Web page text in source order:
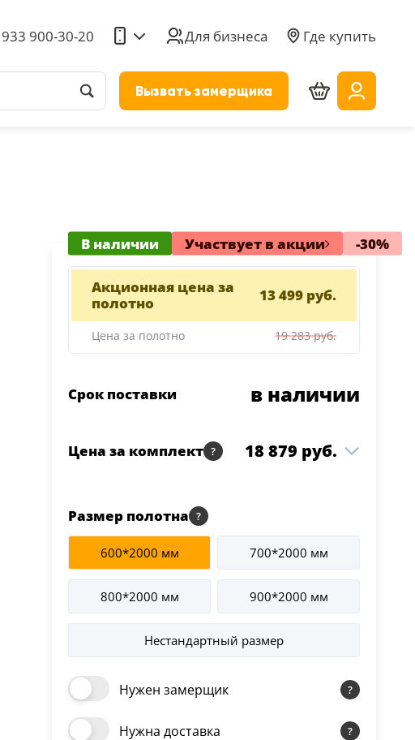
Вызвать замерщика
900-30-20 Для бизнеса Где купить
В наличии Участвует в акции -30%
Акционная цена за
полотно
13 499 руб.
Цена за полотно 19 283 руб.
Срок поставки в наличии
Цена за комплект 18 879 руб.
Keramik Brown
Коробка т/скопич.
(40*70) Keramik Brown
2.5 шт 3 373 руб.
Наличник т/скопич.
Keramik Brown
2.5 шт 2 008 руб.
Размер полотна
600*2000 мм 700*2000 мм
800*2000 мм 900*2000 мм
Нестандартный размер
Нужен замерщик
Нужна доставка